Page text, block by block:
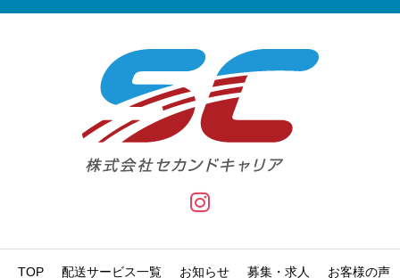
TOP 配送サービス一覧 お知らせ 募集・求人 お客様の声